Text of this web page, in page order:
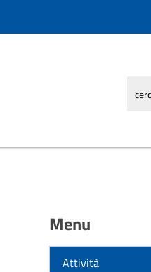
Menu
Attività